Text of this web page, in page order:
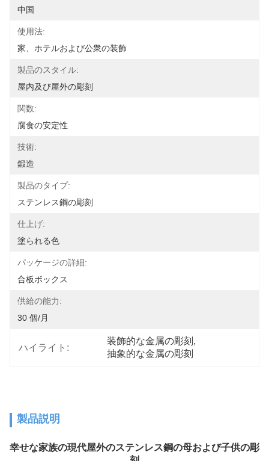
中国
使用法:
家、ホテルおよび公衆の装飾
製品のスタイル:
屋内及び屋外の彫刻
関数:
腐食の安定性
技術:
鍛造
製品のタイプ:
ステンレス鋼の彫刻
仕上げ:
塗られる色
パッケージの詳細:
合板ボックス
供給の能力:
30 個/月
ハイライト:
装飾的な金属の彫刻 ,
抽象的な金属の彫刻
製品説明
幸せな家族の現代屋外のステンレス鋼の母および子供の彫